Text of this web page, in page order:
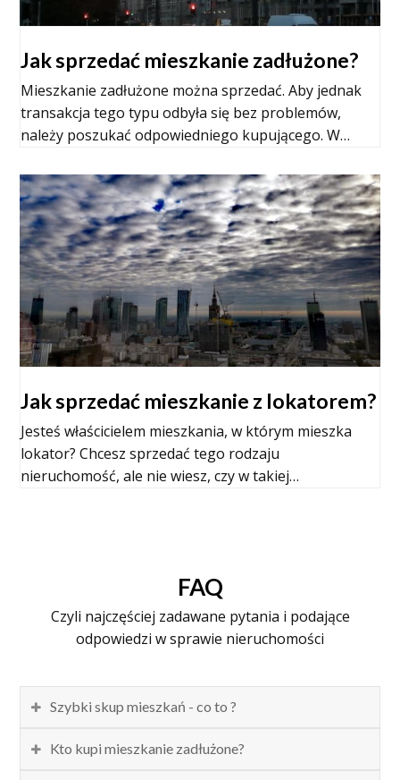
Jak sprzedać mieszkanie zadłużone?
Mieszkanie zadłużone można sprzedać. Aby jednak
transakcja tego typu odbyła się bez problemów,
należy poszukać odpowiedniego kupującego. W…
Jak sprzedać mieszkanie z lokatorem?
Jesteś właścicielem mieszkania, w którym mieszka
lokator? Chcesz sprzedać tego rodzaju
nieruchomość, ale nie wiesz, czy w takiej…
FAQ
Czyli najczęściej zadawane pytania i podające
odpowiedzi w sprawie nieruchomości
Szybki skup mieszkań - co to ?
Kto kupi mieszkanie zadłużone?